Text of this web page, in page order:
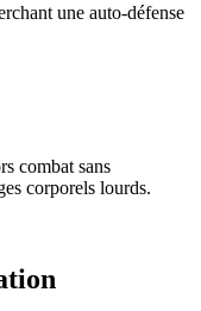
une auto-défense
combat sans
corporels lourds.